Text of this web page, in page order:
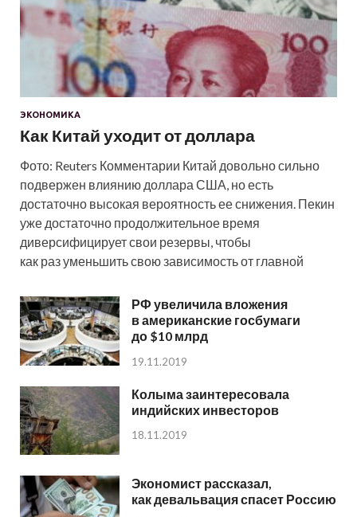
ЭКОНОМИКА
Как Китай уходит от доллара
Фото: Reuters Комментарии Китай довольно сильно
подвержен влиянию доллара США, но есть
достаточно высокая вероятность ее снижения. Пекин
уже достаточно продолжительное время
диверсифицирует свои резервы, чтобы
как раз уменьшить свою зависимость от главной
РФ увеличила вложения
в американские госбумаги
до $10 млрд
19.11.2019
Колыма заинтересовала
индийских инвесторов
18.11.2019
Экономист рассказал,
как девальвация спасет Россию